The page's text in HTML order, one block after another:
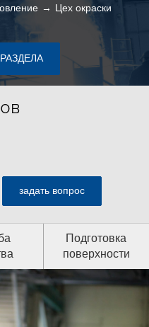
Цех окраски
задать вопрос
Подготовка
поверхности